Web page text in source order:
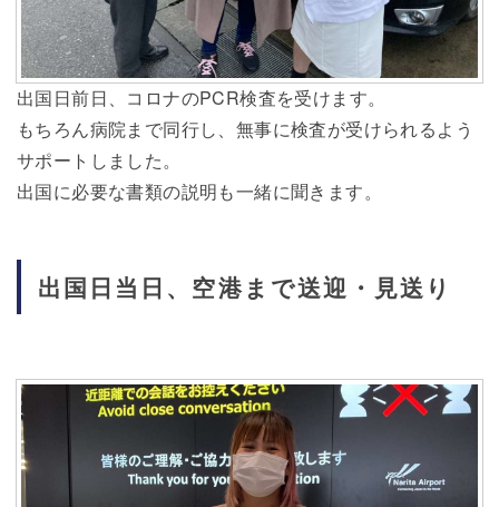
出国日前日、コロナのPCR検査を受けます。
もちろん病院まで同行し、無事に検査が受けられるよう
サポートしました。
出国に必要な書類の説明も一緒に聞きます。
出国日当日、空港まで送迎・見送り